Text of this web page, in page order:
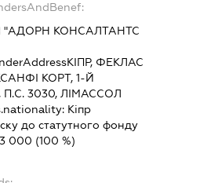
"АДОРН КОНСАЛТАНТС
КІПР, ФЕКЛАС
КОРТ, 1-Й
П.С. 3030, ЛІМАССОЛ
Кіпр
до статутного фонду
000 (100 %)